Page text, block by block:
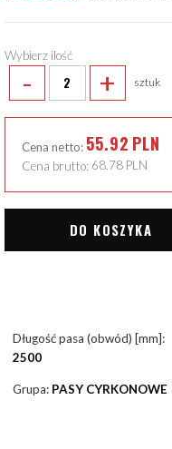
Wybierz ilość
- + sztuk
Cena netto: 55.92 PLN
Cena brutto: 68.78 PLN
DO KOSZYKA
Długość pasa (obwód) [mm]:
2500
Grupa: PASY CYRKONOWE